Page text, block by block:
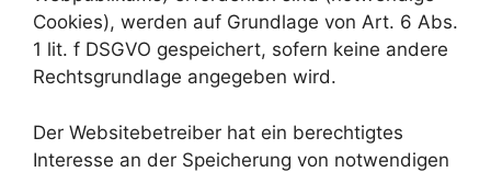
Cookies), werden auf Grundlage von Art. 6 Abs.
1 lit. f DSGVO gespeichert, sofern keine andere
Rechtsgrundlage angegeben wird.
Der Websitebetreiber hat ein berechtigtes
Interesse an der Speicherung von notwendigen